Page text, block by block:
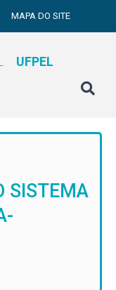
MAPA DO SITE
UFPEL
SISTEMA